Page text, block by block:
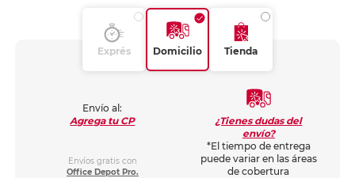
Exprés Domicilio Tienda
Envío al:
Agrega tu CP
Envíos gratis con
Office Depot Pro.
¿Tienes dudas del
envío?
*El tiempo de entrega
puede variar en las áreas
de cobertura